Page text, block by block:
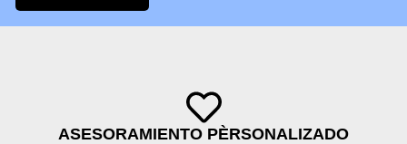
ASESORAMIENTO PÈRSONALIZADO